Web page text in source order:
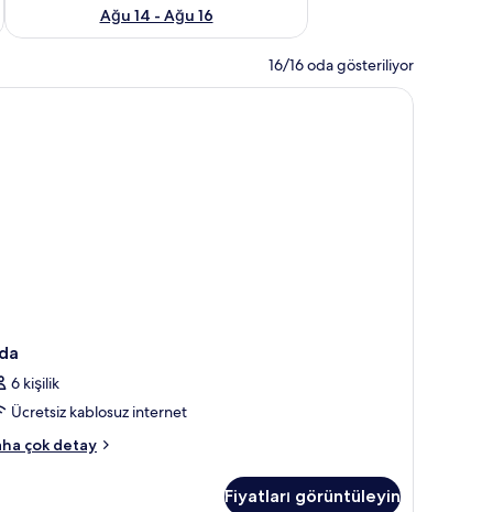
Ağu 14 - Ağu 16
16/16 oda gösteriliyor
çalışma alanı
6 kişilik
Ücretsiz kablosuz internet
çok detay
Fiyatları görüntüleyin